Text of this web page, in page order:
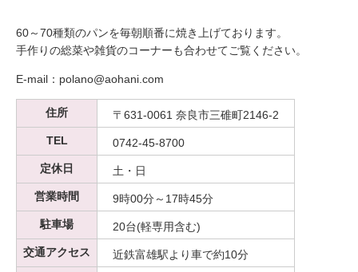
60～70種類のパンを毎朝順番に焼き上げております。
手作りの総菜や雑貨のコーナーも合わせてご覧ください。
E-mail：polano@aohani.com
住所
〒631-0061 奈良市三碓町2146-2
TEL
0742-45-8700
定休日
土・日
営業時間
9時00分～17時45分
駐車場
20台(軽専用含む)
交通アクセス
近鉄富雄駅より車で約10分